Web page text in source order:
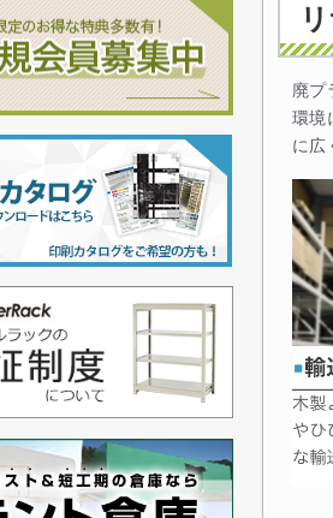
廃プ
環境
に広